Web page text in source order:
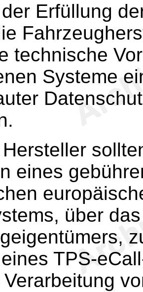
Erfüllung
technische
Systeme
eines
über
TPS-